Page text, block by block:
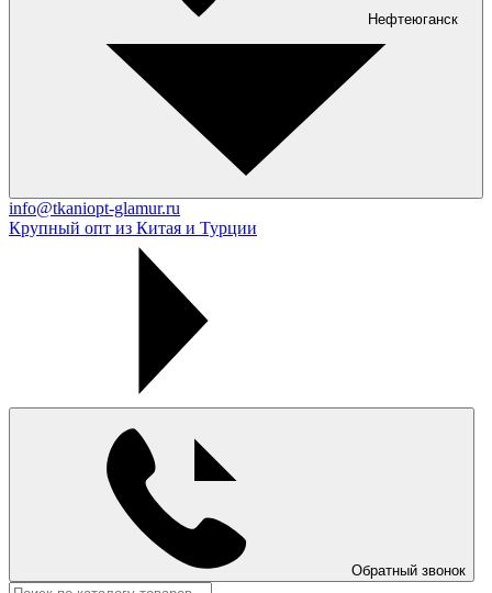
Нефтеюганск
info@tkaniopt-glamur.ru
Крупный опт из Китая и Турции
Обратный звонок